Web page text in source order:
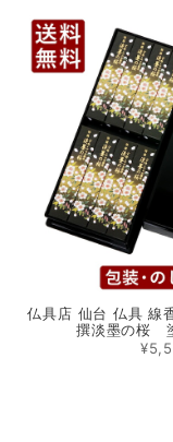
仏具店 仙台 仏具 線
撰淡墨の桜